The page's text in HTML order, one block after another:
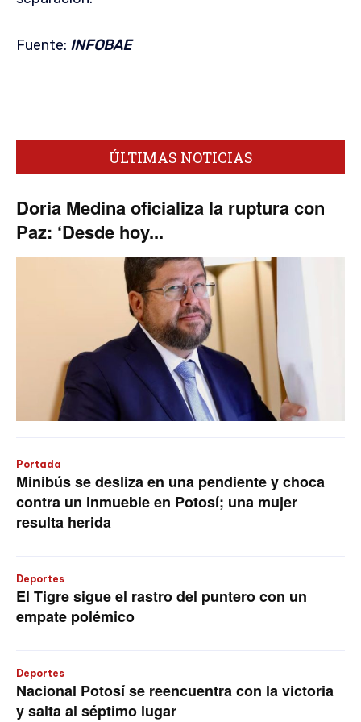
Fuente: INFOBAE
ÚLTIMAS NOTICIAS
Doria Medina oficializa la ruptura con
Paz: ‘Desde hoy...
Portada
Minibús se desliza en una pendiente y choca
contra un inmueble en Potosí; una mujer
resulta herida
Deportes
El Tigre sigue el rastro del puntero con un
empate polémico
Deportes
Nacional Potosí se reencuentra con la victoria
y salta al séptimo lugar